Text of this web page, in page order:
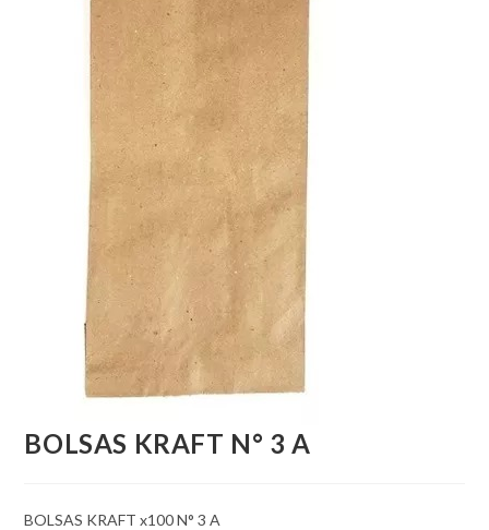
BOLSAS KRAFT N° 3 A
BOLSAS KRAFT x100 N° 3 A